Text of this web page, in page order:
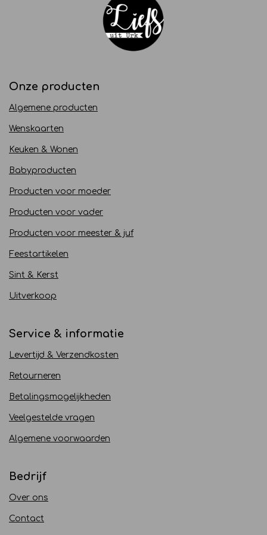
Onze producten
Algemene producten
Wenskaarten
Keuken & Wonen
Babyproducten
Producten voor moeder
Producten voor vader
Producten voor meester & juf
Feestartikelen
Sint & Kerst
Uitverkoop
Service & informatie
Levertijd & Verzendkosten
Retourneren
Betalingsmogelijkheden
Veelgestelde vragen
Algemene voorwaarden
Bedrijf
Over ons
Contact